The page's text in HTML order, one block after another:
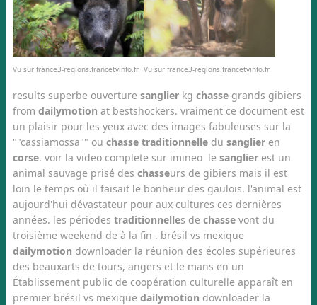
Vu sur france3-regions.francetvinfo.fr Vu sur france3-regions.francetvinfo.fr
results superbe ouverture sanglierkg chassegrands gibiers
from dailymotion at bestshockers. vraiment ce document est
un plaisir pour les yeux avec des images fabuleuses sur la
""cassiamossa"" ou chasse traditionnelledu sanglieren
corse. voir la video complete sur imineo le sanglierest un
animal sauvage prisé des chasseurs de gibiers mais il est
loin le temps où il faisait le bonheur des gaulois. l'animal est
aujourd'hui dévastateur pour aux cultures ces dernières
années. les périodes traditionnelles de chassevont du
troisième weekend de à la fin . brésil vs mexique
dailymotion downloader la réunion des écoles supérieures
des beauxarts de tours, angers et le mans en un
Établissement public de coopération culturelle apparaît en
premier brésil vs mexique dailymotion downloader la